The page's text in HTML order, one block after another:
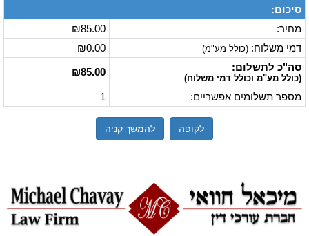
סיכום:
מחיר:
₪85.00
דמי משלוח: (כולל מע"מ)
₪0.00
סה"כ לתשלום:
(כולל מע"מ וכולל דמי משלוח)
₪85.00
מספר תשלומים אפשריים: 1
לקופה להמשך קניה